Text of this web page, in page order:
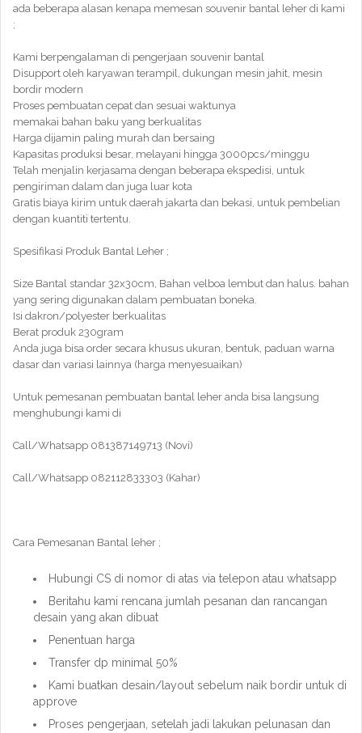
ada beberapa alasan kenapa memesan souvenir bantal leher di kami
;
Kami berpengalaman di pengerjaan souvenir bantal
Disupport oleh karyawan terampil, dukungan mesin jahit, mesin
bordir modern
Proses pembuatan cepat dan sesuai waktunya
memakai bahan baku yang berkualitas
Harga dijamin paling murah dan bersaing
Kapasitas produksi besar, melayani hingga 3000pcs/minggu
Telah menjalin kerjasama dengan beberapa ekspedisi, untuk
pengiriman dalam dan juga luar kota
Gratis biaya kirim untuk daerah jakarta dan bekasi, untuk pembelian
dengan kuantiti tertentu.
Spesifikasi Produk Bantal Leher ;
Size Bantal standar 32x30cm, Bahan velboa lembut dan halus. bahan
yang sering digunakan dalam pembuatan boneka.
Isi dakron/polyester berkualitas
Berat produk 230gram
Anda juga bisa order secara khusus ukuran, bentuk, paduan warna
dasar dan variasi lainnya (harga menyesuaikan)
Untuk pemesanan pembuatan bantal leher anda bisa langsung
menghubungi kami di
Call/Whatsapp 081387149713 (Novi)
Call/Whatsapp 082112833303 (Kahar)
Cara Pemesanan Bantal leher ;
Hubungi CS di nomor di atas via telepon atau whatsapp
Beritahu kami rencana jumlah pesanan dan rancangan
desain yang akan dibuat
Penentuan harga
Transfer dp minimal 50%
Kami buatkan desain/layout sebelum naik bordir untuk di
approve
Proses pengerjaan, setelah jadi lakukan pelunasan dan